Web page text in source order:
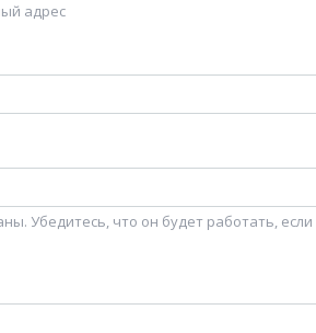
адрес
Убедитесь, что он будет работать,